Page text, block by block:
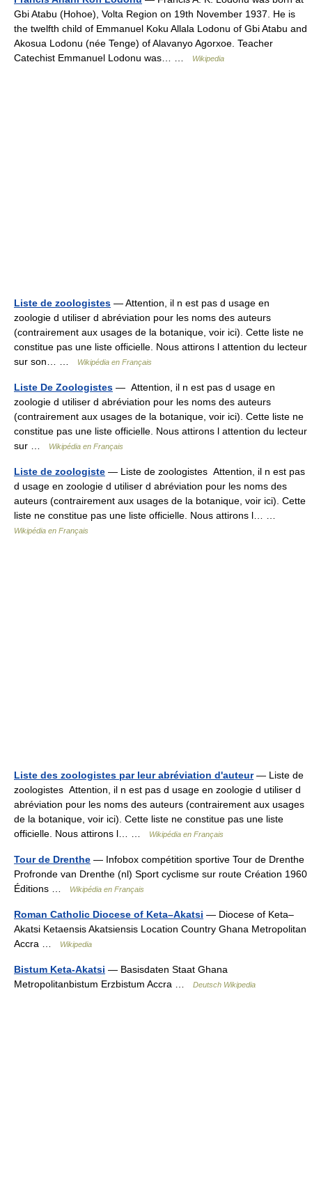
Gbi Atabu (Hohoe), Volta Region on 19th November 1937. He is
the twelfth child of Emmanuel Koku Allala Lodonu of Gbi Atabu and
Akosua Lodonu (née Tenge) of Alavanyo Agorxoe. Teacher
Catechist Emmanuel Lodonu was… …
Wikipedia
Liste de zoologistes — Attention, il n est pas d usage en
zoologie d utiliser d abréviation pour les noms des auteurs
(contrairement aux usages de la botanique, voir ici). Cette liste ne
constitue pas une liste officielle. Nous attirons l attention du lecteur
sur son… …
Wikipédia en Français
Liste De Zoologistes — Attention, il n est pas d usage en
zoologie d utiliser d abréviation pour les noms des auteurs
(contrairement aux usages de la botanique, voir ici). Cette liste ne
constitue pas une liste officielle. Nous attirons l attention du lecteur
sur …
Wikipédia en Français
Liste de zoologiste — Liste de zoologistes Attention, il n est pas
d usage en zoologie d utiliser d abréviation pour les noms des
auteurs (contrairement aux usages de la botanique, voir ici). Cette
liste ne constitue pas une liste officielle. Nous attirons l… …
Wikipédia en Français
Liste des zoologistes par leur abréviation d'auteur— Liste de
zoologistes Attention, il n est pas d usage en zoologie d utiliser d
abréviation pour les noms des auteurs (contrairement aux usages
de la botanique, voir ici). Cette liste ne constitue pas une liste
officielle. Nous attirons l… …
Wikipédia en Français
Tour de Drenthe — Infobox compétition sportive Tour de Drenthe
Profronde van Drenthe (nl) Sport cyclisme sur route Création 1960
Éditions …
Wikipédia en Français
Roman Catholic Diocese of Keta–Akatsi — Diocese of Keta–
Akatsi Ketaensis Akatsiensis Location Country Ghana Metropolitan
Accra …
Wikipedia
Bistum Keta-Akatsi — Basisdaten Staat Ghana
Metropolitanbistum Erzbistum Accra …
Deutsch Wikipedia